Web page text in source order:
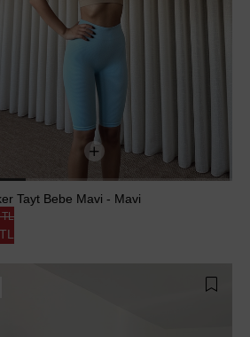
Tayt Bebe Mavi - Mavi